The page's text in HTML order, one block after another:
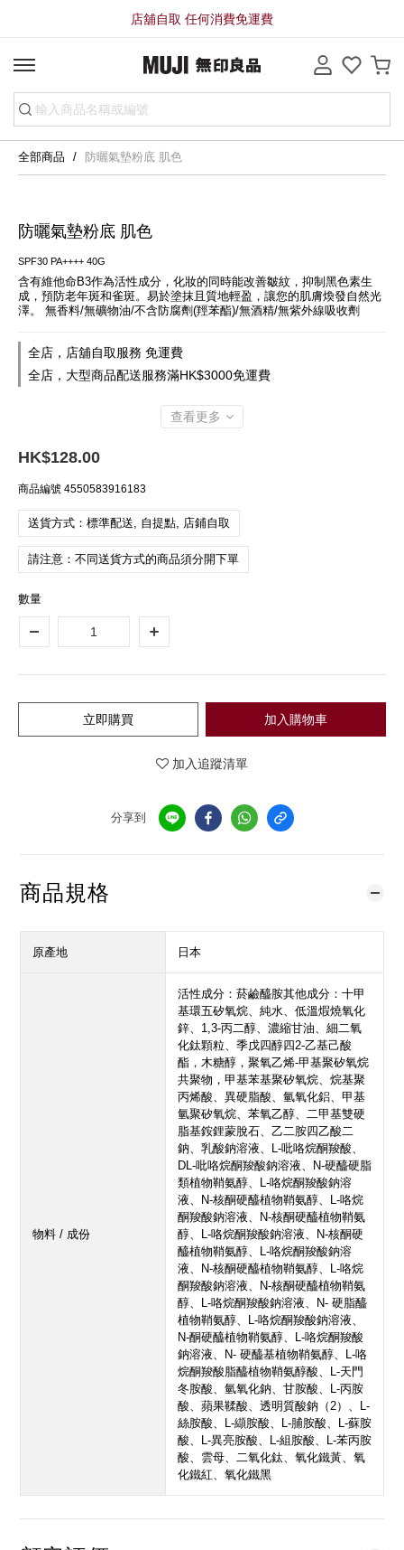
店舖自取 任何消費免運費
全部商品 防曬氣墊粉底 肌色
防曬氣墊粉底 肌色
SPF30 PA++++ 40G
含有維他命B3作為活性成分，化妝的同時能改善皺紋，抑制黑色素生
成，預防老年斑和雀斑。易於塗抹且質地輕盈，讓您的肌膚煥發自然光
澤。 無香料/無礦物油/不含防腐劑(羥苯酯)/無酒精/無紫外線吸收劑
全店，店舖自取服務 免運費
全店，大型商品配送服務滿HK$3000免運費
查看更多
HK$128.00
商品編號 4550583916183
送貨方式：標準配送, 自提點, 店鋪自取
請注意：不同送貨方式的商品須分開下單
數量
加入購物車
立即購買
加入追蹤清單
分享到
商品規格
原產地 日本
物料 / 成份
活性成分：菸鹼醯胺其他成分：十甲
基環五矽氧烷、純水、低溫煆燒氧化
鋅、1,3-丙二醇、濃縮甘油、細二氧
化鈦顆粒、季戊四醇四2-乙基己酸
酯，木糖醇，聚氧乙烯-甲基聚矽氧烷
共聚物，甲基苯基聚矽氧烷、烷基聚
丙烯酸、異硬脂酸、氫氧化鋁、甲基
氫聚矽氧烷、苯氧乙醇、二甲基雙硬
脂基銨鋰蒙脫石、乙二胺四乙酸二
鈉、乳酸鈉溶液、L-吡咯烷酮羧酸、
DL-吡咯烷酮羧酸鈉溶液、N-硬醯硬脂
類植物鞘氨醇、L-咯烷酮羧酸鈉溶
液、N-核酮硬醯植物鞘氨醇、L-咯烷
酮羧酸鈉溶液、N-核酮硬醯植物鞘氨
醇、L-咯烷酮羧酸鈉溶液、N-核酮硬
醯植物鞘氨醇、L-咯烷酮羧酸鈉溶
液、N-核酮硬醯植物鞘氨醇、L-咯烷
酮羧酸鈉溶液、N-核酮硬醯植物鞘氨
醇、L-咯烷酮羧酸鈉溶液、N- 硬脂醯
植物鞘氨醇、L-咯烷酮羧酸鈉溶液、
N-酮硬醯植物鞘氨醇、L-咯烷酮羧酸
鈉溶液、N- 硬醯基植物鞘氨醇、L-咯
烷酮羧酸脂醯植物鞘氨醇酸、L-天門
冬胺酸、氫氧化鈉、甘胺酸、L-丙胺
酸、蘋果鞣酸、透明質酸鈉（2）、L-
絲胺酸、L-纈胺酸、L-脯胺酸、L-蘇胺
酸、L-異亮胺酸、L-組胺酸、L-苯丙胺
酸、雲母、二氧化鈦、氧化鐵黃、氧
化鐵紅、氧化鐵黑